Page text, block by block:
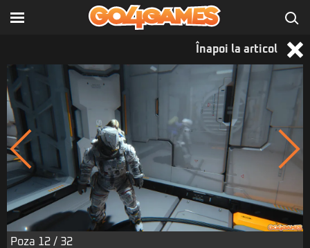
Înapoi la articol
Poza 12 / 32